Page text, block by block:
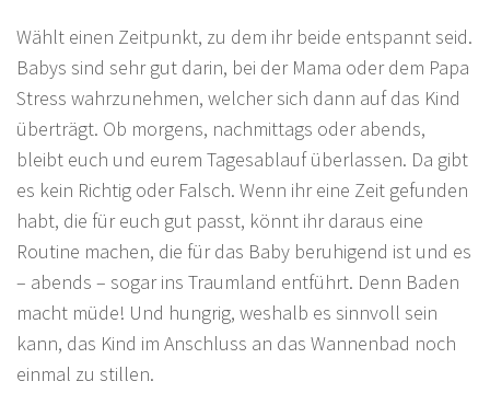
Wählt einen Zeitpunkt, zu dem ihr beide entspannt seid.
Babys sind sehr gut darin, bei der Mama oder dem Papa
Stress wahrzunehmen, welcher sich dann auf das Kind
überträgt. Ob morgens, nachmittags oder abends,
bleibt euch und eurem Tagesablauf überlassen. Da gibt
es kein Richtig oder Falsch. Wenn ihr eine Zeit gefunden
habt, die für euch gut passt, könnt ihr daraus eine
Routine machen, die für das Baby beruhigend ist und es
– abends – sogar ins Traumland entführt. Denn Baden
macht müde! Und hungrig, weshalb es sinnvoll sein
kann, das Kind im Anschluss an das Wannenbad noch
einmal zu stillen.